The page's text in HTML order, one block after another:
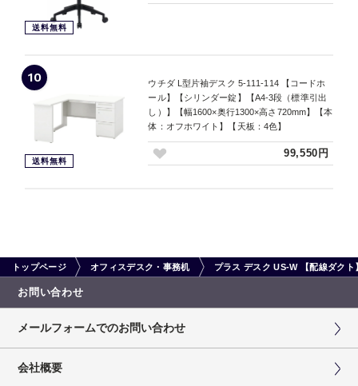
送料無料
10
送料無料
ウチダ L型片袖デスク 5-111-114 【コードホ
ール】【シリンダー錠】【A4-3段（標準引出
し）】【幅1600×奥行1300×高さ720mm】【本
体：オフホワイト】【天板：4色】
99,550円
トップページ オフィスデスク・事務机 プラス デスク US-W 【配線ダク
お問い合わせ
メールフォームでのお問い合わせ
会社概要